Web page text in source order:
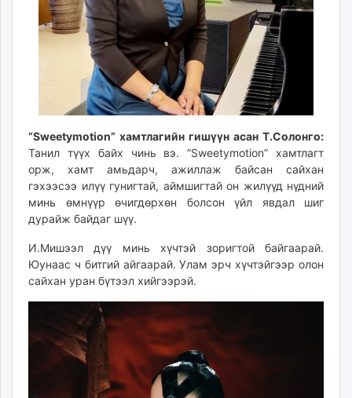
”Sweetymotion” хамтлагийн гишүүн асан Т.Солонго:
Танил түүх байх чинь вэ. “Sweetymotion” хамтлагт
орж, хамт амьдарч, ажиллаж байсан сайхан
гэхээсээ илүү гунигтай, аймшигтай он жилүүд нүдний
минь өмнүүр өчигдөрхөн болсон үйл явдал шиг
дурайж байдаг шүү.
И.Мишээл дүү минь хүчтэй зоригтой байгаарай.
Юунаас ч битгий айгаарай. Улам эрч хүчтэйгээр олон
сайхан уран бүтээл хийгээрэй.